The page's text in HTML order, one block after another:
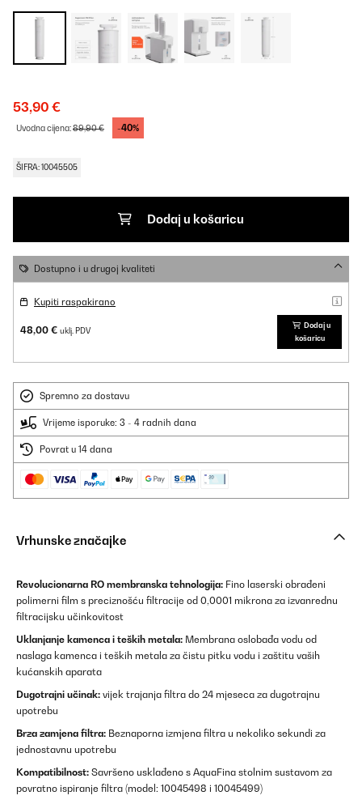
53,90 €
Uvodna cijena:89,90 € -40%
ŠIFRA: 10045505
Dodaj u košaricu
Dostupno i u drugoj kvaliteti
Kupiti raspakirano
48,00 € uklj. PDV
Dodaj u
košaricu
Spremno za dostavu
Vrijeme isporuke: 3 - 4 radnih dana
Povrat u 14 dana
Vrhunske značajke
Revolucionarna RO membranska tehnologija: Fino laserski obrađeni
polimerni film s preciznošću filtracije od 0,0001 mikrona za izvanrednu
filtracijsku učinkovitost
Uklanjanje kamenca i teških metala: Membrana oslobađa vodu od
naslaga kamenca i teških metala za čistu pitku vodu i zaštitu vaših
kućanskih aparata
Dugotrajni učinak: vijek trajanja filtra do 24 mjeseca za dugotrajnu
upotrebu
Brza zamjena filtra: Beznaporna izmjena filtra u nekoliko sekundi za
jednostavnu upotrebu
Kompatibilnost: Savršeno usklađeno s AquaFina stolnim sustavom za
povratno ispiranje filtra (model: 10045498 i 10045499)